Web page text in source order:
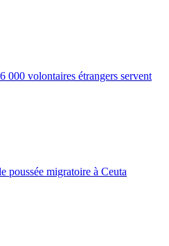
000 volontaires étrangers servent
poussée migratoire à Ceuta